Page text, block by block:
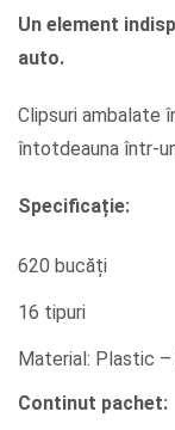
Un element
auto.
Clipsuri ambalate
întotdeauna într-
Specificație:
620 bucăți
16 tipuri
Material: Plastic –
Continut pachet: